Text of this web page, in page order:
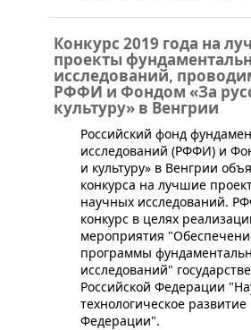
Конкурс 2019 года на
проекты
исследований,
РФФИ и Фондом «За
культуру» в Венгрии
​Российский фонд
исследований (РФФИ) и
и культуру» в Венгрии
конкурса на лучшие
научных исследований.
конкурс в целях
мероприятия
программы
исследований"
Российской Федерации
технологическое развитие
Федерации".